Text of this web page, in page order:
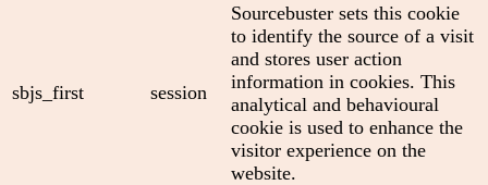
sbjs_first session
Sourcebuster sets this cookie
to identify the source of a visit
and stores user action
information in cookies. This
analytical and behavioural
cookie is used to enhance the
visitor experience on the
website.